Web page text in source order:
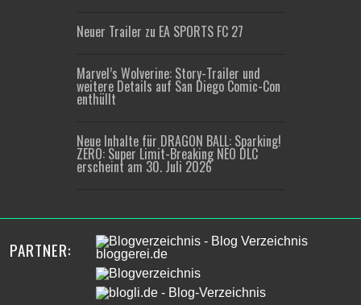
Neuer Trailer zu EA SPORTS FC 27
Marvel’s Wolverine: Story-Trailer und
weitere Details auf San Diego Comic-Con
enthüllt
Neue Inhalte für DRAGON BALL: Sparking!
ZERO: Super Limit-Breaking NEO DLC
erscheint am 30. Juli 2026
PARTNER: